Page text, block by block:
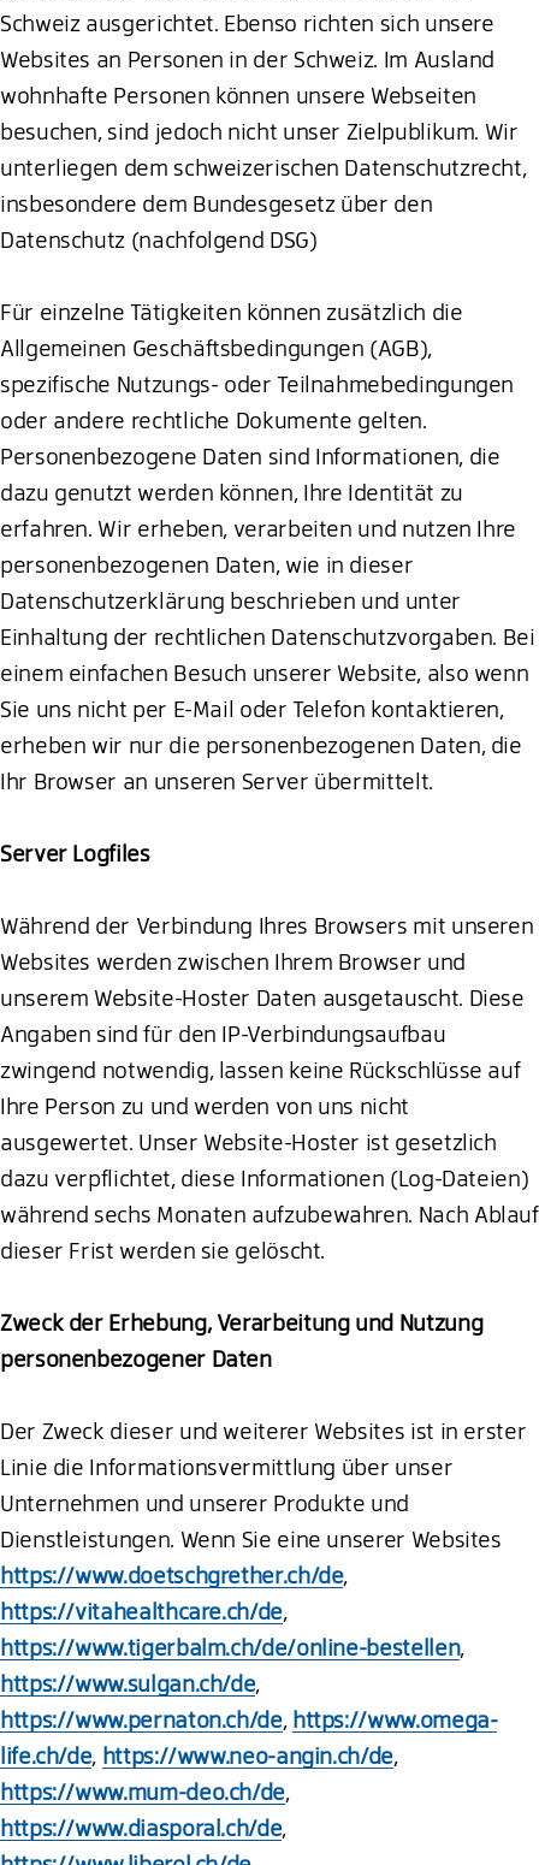
Schweiz ausgerichtet. Ebenso richten sich unsere
Websites an Personen in der Schweiz. Im Ausland
wohnhafte Personen können unsere Webseiten
besuchen, sind jedoch nicht unser Zielpublikum. Wir
unterliegen dem schweizerischen Datenschutzrecht,
insbesondere dem Bundesgesetz über den
Datenschutz (nachfolgend DSG)
Für einzelne Tätigkeiten können zusätzlich die
Allgemeinen Geschäftsbedingungen (AGB),
spezifische Nutzungs- oder Teilnahmebedingungen
oder andere rechtliche Dokumente gelten.
Personenbezogene Daten sind Informationen, die
dazu genutzt werden können, Ihre Identität zu
erfahren. Wir erheben, verarbeiten und nutzen Ihre
personenbezogenen Daten, wie in dieser
Datenschutzerklärung beschrieben und unter
Einhaltung der rechtlichen Datenschutzvorgaben. Bei
einem einfachen Besuch unserer Website, also wenn
Sie uns nicht per E-Mail oder Telefon kontaktieren,
erheben wir nur die personenbezogenen Daten, die
Ihr Browser an unseren Server übermittelt.
Server Logfiles
Während der Verbindung Ihres Browsers mit unseren
Websites werden zwischen Ihrem Browser und
unserem Website-Hoster Daten ausgetauscht. Diese
Angaben sind für den IP-Verbindungsaufbau
zwingend notwendig, lassen keine Rückschlüsse auf
Ihre Person zu und werden von uns nicht
ausgewertet. Unser Website-Hoster ist gesetzlich
dazu verpflichtet, diese Informationen (Log-Dateien)
während sechs Monaten aufzubewahren. Nach Ablauf
dieser Frist werden sie gelöscht.
Zweck der Erhebung, Verarbeitung und Nutzung
personenbezogener Daten
Der Zweck dieser und weiterer Websites ist in erster
Linie die Informationsvermittlung über unser
Unternehmen und unserer Produkte und
Dienstleistungen. Wenn Sie eine unserer Websites
https://www.doetschgrether.ch/de,
https://vitahealthcare.ch/de,
https://www.tigerbalm.ch/de/online-bestellen,
https://www.sulgan.ch/de,
https://www.pernaton.ch/de, https://www.omega-
life.ch/de, https://www.neo-angin.ch/de,
https://www.mum-deo.ch/de,
https://www.diasporal.ch/de,